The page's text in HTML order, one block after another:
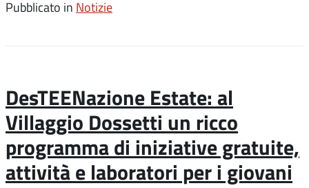
Pubblicato in Notizie
DesTEENazione Estate: al
Villaggio Dossetti un ricco
programma di iniziative gratuite,
attività e laboratori per i giovani